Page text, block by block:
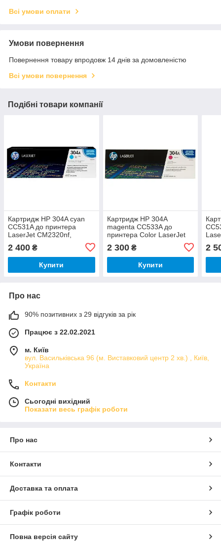
Всі умови оплати
Умови повернення
Повернення товару впродовж 14 днів за домовленістю
Всі умови повернення
Подібні товари компанії
Картридж HP 304A cyan
CC531A до принтера
LaserJet CM2320nf,
CP2025n
2 400 ₴
Купити
Картридж HP 304A
magenta CC533A до
принтера Color LaserJet
CP2025dn, CP2025n
2 300₴
Купити
2
Про нас
90% позитивних з 29 відгуків за рік
Працює з 22.02.2021
м. Київ
вул. Васильківська 96 (м. Виставковий центр 2 хв.) , Київ,
Україна
Контакти
Сьогодні вихідний
Показати весь графік роботи
Про нас
Контакти
Доставка та оплата
Графік роботи
Повна версія сайту